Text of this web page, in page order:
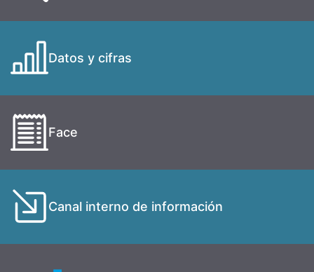
Datos y cifras
Face
Canal interno de información